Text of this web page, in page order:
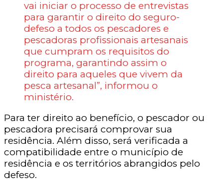
vai iniciar o processo de entrevistas
para garantir o direito do seguro-
defeso a todos os pescadores e
pescadoras profissionais artesanais
que cumpram os requisitos do
programa, garantindo assim o
direito para aqueles que vivem da
pesca artesanal”, informou o
ministério.
Para ter direito ao benefício, o pescador ou
pescadora precisará comprovar sua
residência. Além disso, será verificada a
compatibilidade entre o município de
residência e os territórios abrangidos pelo
defeso.